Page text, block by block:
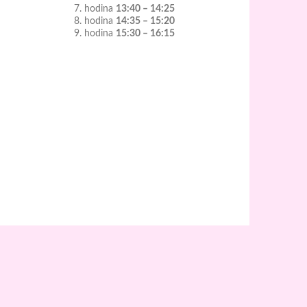
7. hodina 13:40 – 14:25
8. hodina 14:35 – 15:20
9. hodina 15:30 – 16:15